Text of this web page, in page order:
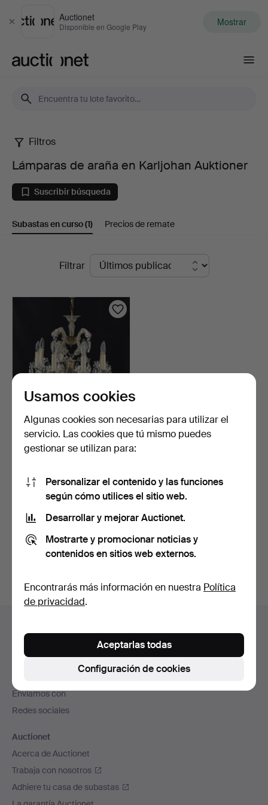
Cerrar
Auctionet
Disponible en Google Play Mostrar
Lámparas
de
araña
en
Karljohan
Auktioner
Filtros
Lámparas de araña en Karljohan Auktioner
Suscribir búsqueda
Subastas en curso(1) Precios de remate
SubastasFiltrar
ARAÑA, con prismas, 8
puntos de luz.
17 horas
22 USD
También puedes buscar ennuestro archivo de
subastas concluidas.
en
de
página
Contacta con el servicio de atención al cliente
Todas las casas de subastas
Enviamos con
Redes sociales
Auctionet
Acerca de Auctionet
Trabaja con nosotros
Adhiere tu casa de subastas
Usamos cookies
Algunas cookies son necesarias para utilizar el
servicio. Las cookies que tú mismo puedes
gestionar se utilizan para:
Personalizar el contenido y las funciones
según cómo utilices el sitio web.
Desarrollar y mejorar Auctionet.
Mostrarte y promocionar noticias y
contenidos en sitios web externos.
Encontrarás más información en nuestra Política
de privacidad.
Configuración de cookies
Aceptarlas todas